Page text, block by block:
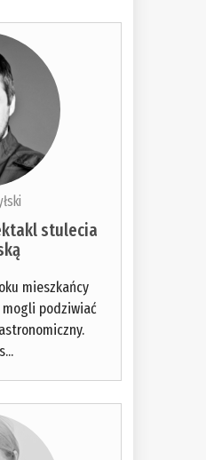
stulecia
mieszkańcy
podziwiać